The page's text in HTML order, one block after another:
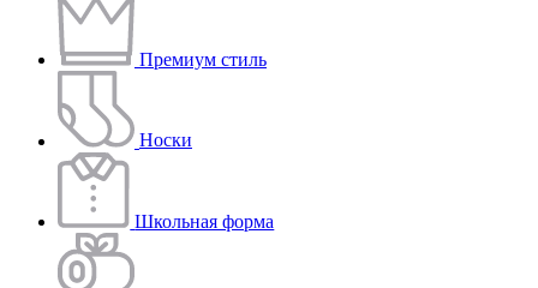
Премиум стиль
Носки
Школьная форма